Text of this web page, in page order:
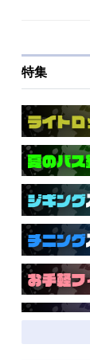
特集